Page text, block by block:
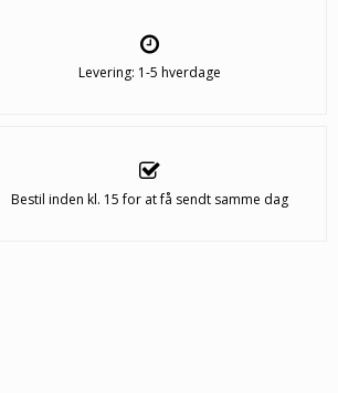
Levering: 1-5 hverdage
Bestil inden kl. 15 for at få sendt samme dag